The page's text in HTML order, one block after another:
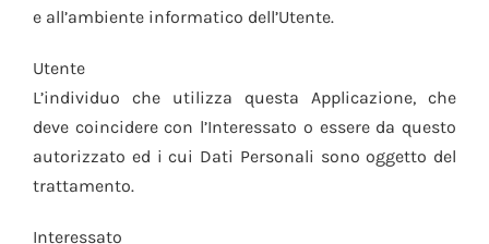
e all’ambiente informatico dell’Utente.
Utente
L’individuo che utilizza questa Applicazione, che
deve coincidere con l’Interessato o essere da questo
autorizzato ed i cui Dati Personali sono oggetto del
trattamento.
Interessato